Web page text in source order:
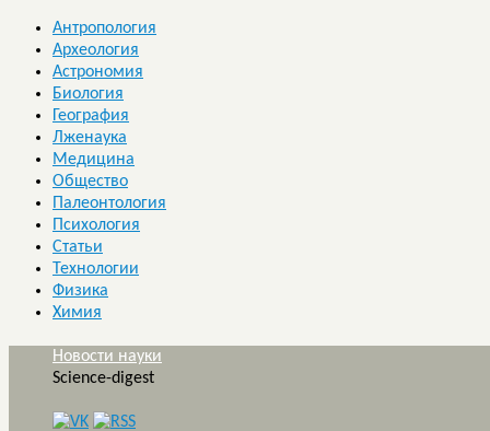
Антропология
Археология
Астрономия
Биология
География
Лженаука
Медицина
Общество
Палеонтология
Психология
Статьи
Технологии
Физика
Химия
Новости науки
Science-digest